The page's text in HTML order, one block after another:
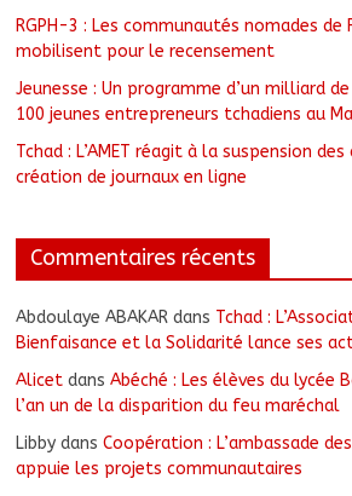
RGPH-3 : Les communautés nomades de
mobilisent pour le recensement
Jeunesse : Un programme d’un milliard
100 jeunes entrepreneurs tchadiens au
Tchad : L’AMET réagit à la suspension
création de journaux en ligne
Commentaires récents
Abdoulaye ABAKAR dans Tchad :
Bienfaisance et la Solidarité lance ses
Alicet dansAbéché : Les élèves du lycée
l’an un de la disparition du feu maréchal
Libby dansCoopération : L’ambassade
appuie les projets communautaires